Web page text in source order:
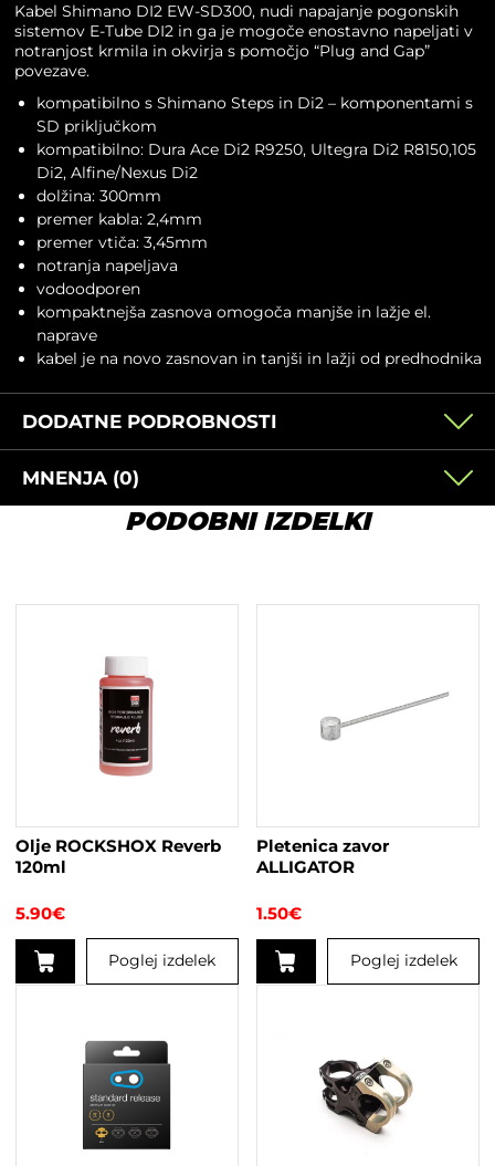
Kabel Shimano DI2 EW-SD300, nudi napajanje pogonskih
sistemov E-Tube DI2 in ga je mogoče enostavno napeljati v
notranjost krmila in okvirja s pomočjo “Plug and Gap”
povezave.
kompatibilno s Shimano Steps in Di2 – komponentami s
SD priključkom
kompatibilno: Dura Ace Di2 R9250, Ultegra Di2 R8150,105
Di2, Alfine/Nexus Di2
dolžina: 300mm
premer kabla: 2,4mm
premer vtiča: 3,45mm
notranja napeljava
vodoodporen
kompaktnejša zasnova omogoča manjše in lažje el.
naprave
kabel je na novo zasnovan in tanjši in lažji od predhodnika
DODATNE PODROBNOSTI
MNENJA (0)
PODOBNI IZDELKI
Olje ROCKSHOX Reverb
120ml
5.90€
Poglej izdelek
Pletenica zavor
ALLIGATOR
1.50€
Poglej izdelek